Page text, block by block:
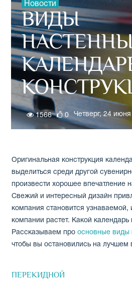
Новости
ВИДЫ
1566 0 Четверг, 24 июня
Оригинальная конструкция
выделиться среди другой
произвести хорошее впечатление
Свежий и интересный дизайн
компания становится узнаваемой,
компании растет. Какой календарь
Рассказываем про основные виды
чтобы вы остановились на лучшем
ПЕРЕКИДНОЙ